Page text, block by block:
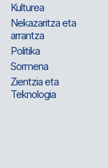
Kulturea
Nekazaritza eta
arrantza
Politika
Sormena
Zientzia eta
Teknologia